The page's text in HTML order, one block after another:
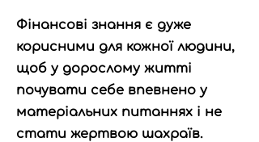
Фінансові знання є дуже
корисними для кожної людини,
щоб у дорослому житті
почувати себе впевнено у
матеріальних питаннях і не
стати жертвою шахраїв.